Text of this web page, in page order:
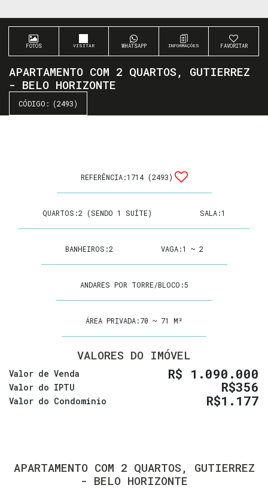
FOTOS WHATSAPP FAVORITAR
APARTAMENTO COM 2 QUARTOS, GUTIERREZ
- BELO HORIZONTE
(2493)
REFERÊNCIA:1714 (2493)
QUARTOS:2 (SENDO 1 SUÍTE) SALA:1
BANHEIROS:2 VAGA:1 ~ 2
ANDARES POR TORRE/BLOCO:5
ÁREA PRIVADA:70 ~ 71 M²
VALORES DO IMÓVEL
R$ 1.090.000
Valor de Venda
Valor do IPTU
R$356
Valor do Condominio R$1.177
APARTAMENTO COM 2 QUARTOS, GUTIERREZ
- BELO HORIZONTE